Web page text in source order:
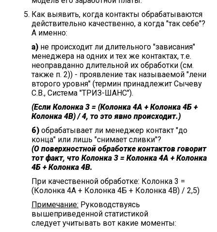
Как выявить, когда контакты обрабатываются
действительно качественно, а когда "так себе"?
А именно:
а) не происходит ли длительного "зависания"
менеджера на одних и тех же контактах, т.е.
неоправданно длительной их обработки (см.
также п. 2)) - проявление так называемой "лени
второго уровня" (термин принадлежит Сычеву
С.В., Система "ТРИЗ-ШАНС").
(Если Колонка 3 = (Колонка 4А + Колонка 4Б +
Колонка 4В) / 4, то это явно происходит.)
б) обрабатывает ли менеджер контакт "до
конца" или лишь "снимает сливки"?
(О поверхностной обработке контактов говорит
тот факт, что Колонка 3 = Колонка 4А + Колонка
4Б + Колонка 4В.
При качественной обработке: Колонка 3 =
(Колонка 4А + Колонка 4Б + Колонка 4В) / 2,5)
Примечание: Руководствуясь
вышеприведенной статистикой
следует учитывать вот какие моменты: